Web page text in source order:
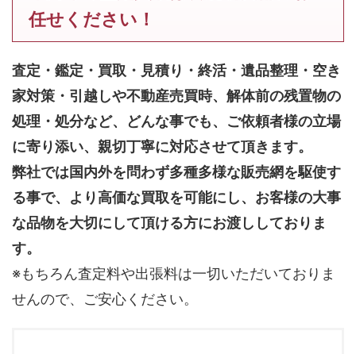
任せください！
査定・鑑定・買取・見積り・終活・遺品整理・空き
家対策・引越しや不動産売買時、解体前の残置物の
処理・処分など、どんな事でも、 ご依頼者様の立場
に寄り添い、親切丁寧に対応させて頂きます。
弊社では国内外を問わず多種多様な販売網を駆使す
る事で、より高価な買取を可能にし、お客様の大事
な品物を大切にして頂ける方にお渡ししておりま
す。
※もちろん査定料や出張料は一切いただいておりま
せんので、ご安心ください。